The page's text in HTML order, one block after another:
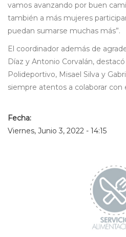
vamos avanzando por buen
también a más mujeres
puedan sumarse muchas más”.
El coordinador además de
Díaz y Antonio Corvalán,
Polideportivo, Misael Silva y
siempre atentos a colaborar con
Fecha:
Viernes, Junio 3, 2022 - 14:15